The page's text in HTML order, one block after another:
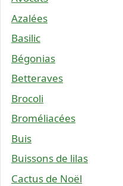
Azalées
Basilic
Bégonias
Betteraves
Brocoli
Broméliacées
Buis
Buissons de lilas
Cactus de Noël